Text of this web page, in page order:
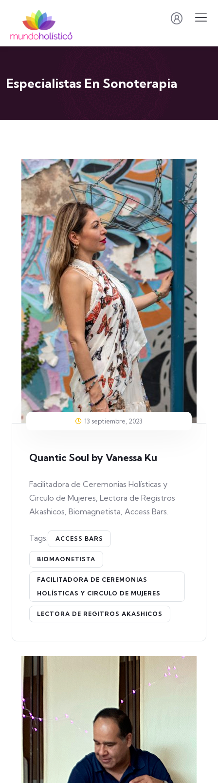
Especialistas En Sonoterapia
13 septiembre, 2023
Quantic Soul by Vanessa Ku
Facilitadora de Ceremonias Holísticas y
Circulo de Mujeres, Lectora de Registros
Akashicos, Biomagnetista, Access Bars.
Tags: ACCESS BARS
BIOMAGNETISTA
FACILITADORA DE CEREMONIAS
HOLÍSTICAS Y CIRCULO DE MUJERES
LECTORA DE REGITROS AKASHICOS